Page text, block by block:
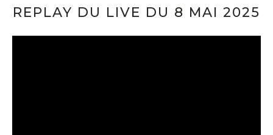
REPLAY DU LIVE DU 8 MAI 2025